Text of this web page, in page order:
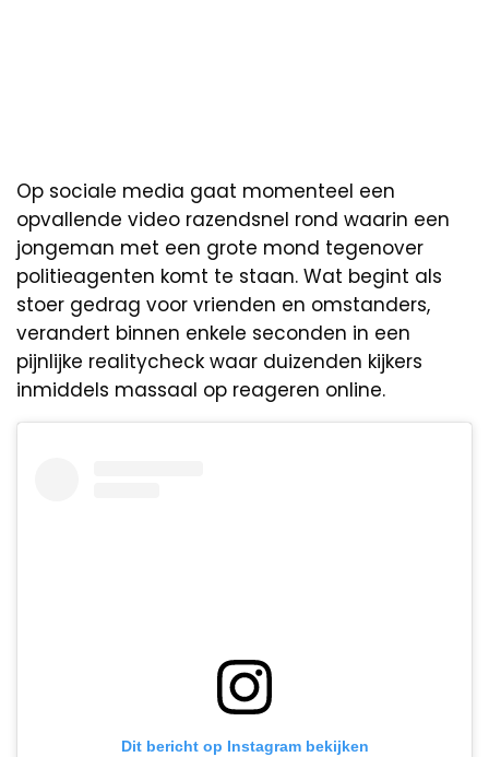
Op sociale media gaat momenteel een
opvallende video razendsnel rond waarin een
jongeman met een grote mond tegenover
politieagenten komt te staan. Wat begint als
stoer gedrag voor vrienden en omstanders,
verandert binnen enkele seconden in een
pijnlijke realitycheck waar duizenden kijkers
inmiddels massaal op reageren online.
Dit bericht op Instagram bekijken